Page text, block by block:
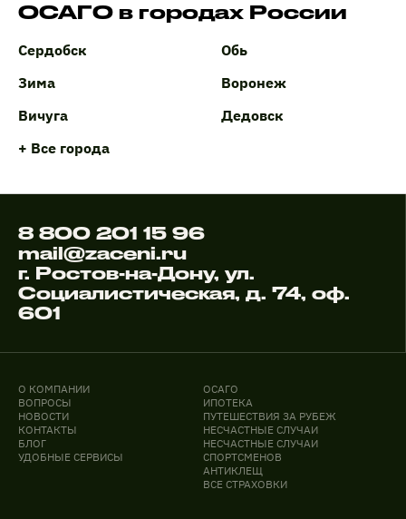
ОСАГО в городах России
Сердобск
Обь
Зима
Воронеж
Вичуга
Дедовск
+ Все города
8 800 201 15 96
mail@zaceni.ru
г. Ростов-на-Дону, ул.
Социалистическая, д. 74, оф.
601
О КОМПАНИИ
ВОПРОСЫ
НОВОСТИ
КОНТАКТЫ
БЛОГ
УДОБНЫЕ СЕРВИСЫ
ОСАГО
ИПОТЕКА
ПУТЕШЕСТВИЯ ЗА РУБЕЖ
НЕСЧАСТНЫЕ СЛУЧАИ
НЕСЧАСТНЫЕ СЛУЧАИ
СПОРТСМЕНОВ
АНТИКЛЕЩ
ВСЕ СТРАХОВКИ